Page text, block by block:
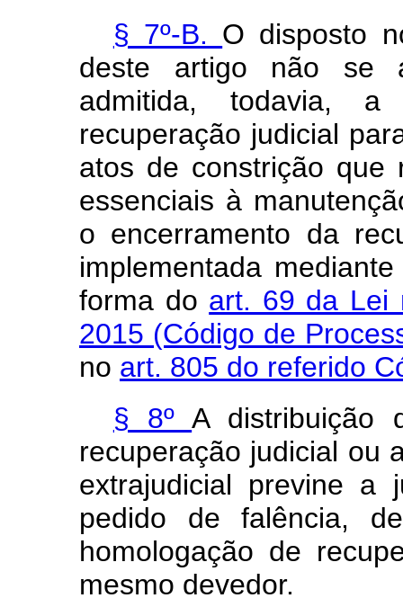
§ 7º-B. O disposto
deste artigo não se
admitida, todavia,
recuperação judicial
atos de constrição que
essenciais à
o encerramento da
implementada
forma do art. 69 da Lei
2015 (Código de
no art. 805 do referido
§ 8ºA distribuição
recuperação judicial ou
extrajudicial previne a
pedido de falência,
homologação de
mesmo devedor.